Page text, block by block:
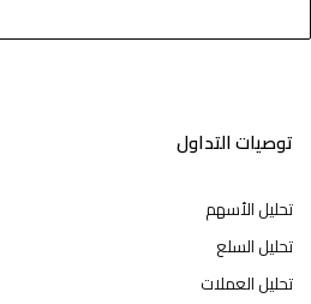
توصيات التداول
تحليل الأسهم
تحليل السلع
تحليل العملات